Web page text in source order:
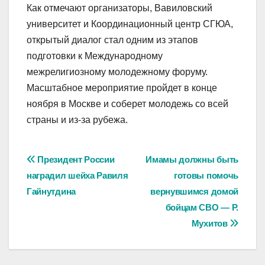
Как отмечают организаторы, Вавиловский
университет и Координационный центр СГЮА,
открытый диалог стал одним из этапов
подготовки к Международному
межрелигиозному молодежному форуму.
Масштабное мероприятие пройдет в конце
ноября в Москве и соберет молодежь со всей
страны и из-за рубежа.
Навигация
по
Имамы должны быть
готовы помочь
вернувшимся домой
бойцам СВО — Р.
Мухитов
Президент России
наградил шейха Равиля
Гайнутдина